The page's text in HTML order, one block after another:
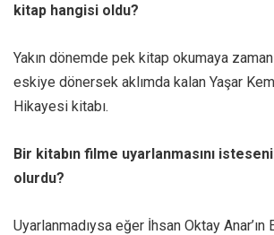
kitap hangisi oldu?
Yakın dönemde pek kitap okumaya
eskiye dönersek aklımda kalan Yaşar
Hikayesi kitabı.
Bir kitabın filme uyarlanmasını
olurdu?
Uyarlanmadıysa eğer İhsan Oktay Anar’ın